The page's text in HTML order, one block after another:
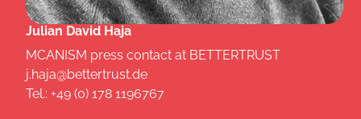
Julian David Haja
MCANISM press contact at BETTERTRUST
j.haja@bettertrust.de
Tel.: +49 (0) 178 1196767